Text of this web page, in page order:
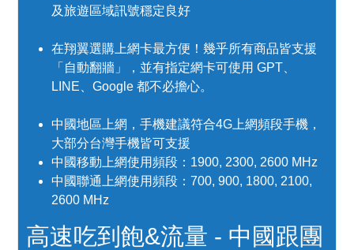
及旅遊區域訊號穩定良好
在翔翼選購上網卡最方便！幾乎所有商品皆支援
「自動翻牆」，並有指定網卡可使用 GPT、
LINE、Google 都不必擔心。
中國地區上網，手機建議符合4G上網頻段手機，
大部分台灣手機皆可支援
中國移動上網使用頻段：1900, 2300, 2600 MHz
中國聯通上網使用頻段：700, 900, 1800, 2100,
2600 MHz
高速吃到飽&流量 - 中國跟團